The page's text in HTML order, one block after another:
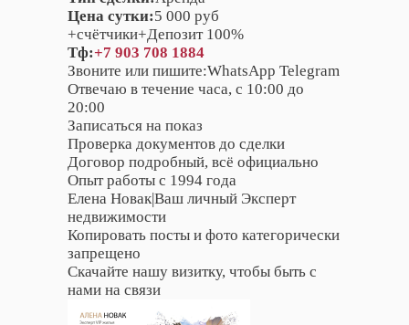
Цена сутки:5 000 руб
+счётчики+Депозит 100%
Тф:+7 903 708 1884
Звоните или пишите:WhatsApp Telegram
Отвечаю в течение часа, с 10:00 до
20:00
Записаться на показ
Проверка документов до сделки
Договор подробный, всё официально
Опыт работы с 1994 года
Елена Новак|Ваш личный Эксперт
недвижимости
Копировать посты и фото категорически
запрещено
Скачайте нашу визитку, чтобы быть с
нами на связи